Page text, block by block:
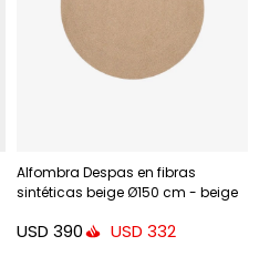
Alfombra Despas en fibras
sintéticas beige Ø150 cm - beige
USD 390 USD 332